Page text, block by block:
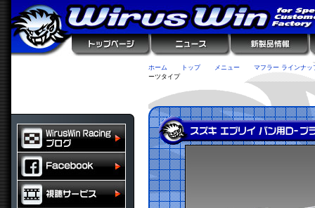
ホーム トップ メニュー
マフラー ラインナッ
ーツタイプ